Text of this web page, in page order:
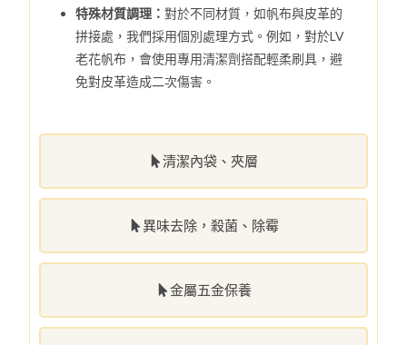
清潔內袋、夾層
異味去除，殺菌、除霉
金屬五金保養
特殊材質調理：對於不同材質，如帆布與皮革的
拼接處，我們採用個別處理方式。例如，對於LV
老花帆布，會使用專用清潔劑搭配輕柔刷具，避
免對皮革造成二次傷害。